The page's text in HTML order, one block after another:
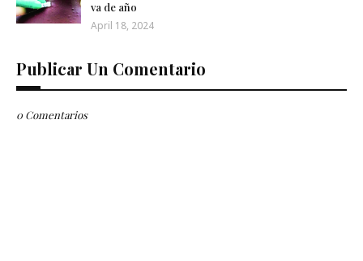
va de año
April 18, 2024
Publicar Un Comentario
0 Comentarios